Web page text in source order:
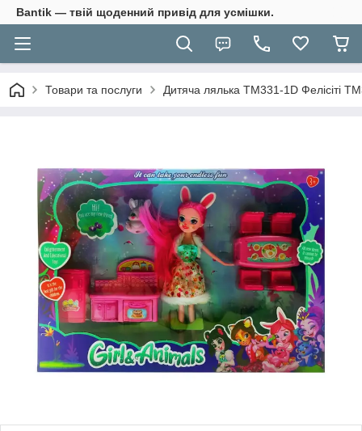
Bantik — твій щоденний привід для усмішки.
Товари та послуги Дитяча лялька TM331-1D Фелісіті